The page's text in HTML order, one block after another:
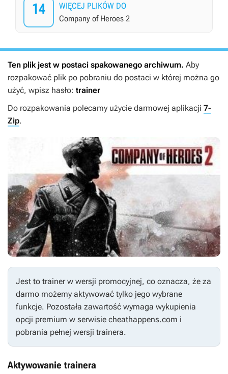
14
WIĘCEJ PLIKÓW DO
Company of Heroes 2
Ten plik jest w postaci spakowanego archiwum. Aby
rozpakować plik po pobraniu do postaci w której można go
użyć, wpisz hasło: trainer
Do rozpakowania polecamy użycie darmowej aplikacji 7-
Zip.
Jest to trainer w wersji promocyjnej, co oznacza, że za
darmo możemy aktywować tylko jego wybrane
funkcje. Pozostała zawartość wymaga wykupienia
opcji premium w serwisie cheathappens.com i
pobrania pełnej wersji trainera.
Aktywowanie trainera